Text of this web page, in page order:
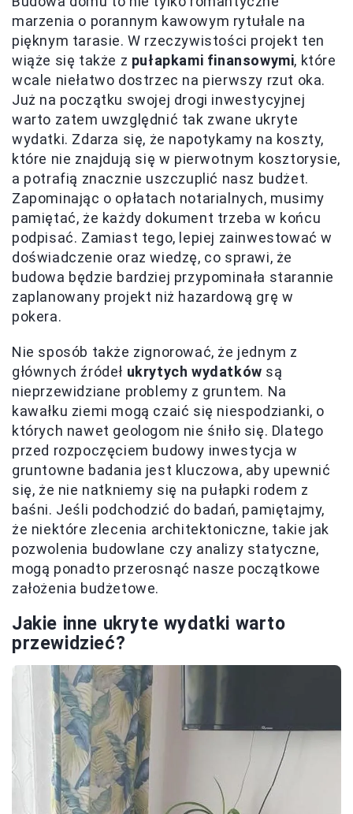
marzenia o porannym kawowym rytułale na
pięknym tarasie. W rzeczywistości projekt ten
wiąże się także z pułapkami finansowymi, które
wcale niełatwo dostrzec na pierwszy rzut oka.
Już na początku swojej drogi inwestycyjnej
warto zatem uwzględnić tak zwane ukryte
wydatki. Zdarza się, że napotykamy na koszty,
które nie znajdują się w pierwotnym kosztorysie,
a potrafią znacznie uszczuplić nasz budżet.
Zapominając o opłatach notarialnych, musimy
pamiętać, że każdy dokument trzeba w końcu
podpisać. Zamiast tego, lepiej zainwestować w
doświadczenie oraz wiedzę, co sprawi, że
budowa będzie bardziej przypominała starannie
zaplanowany projekt niż hazardową grę w
pokera.
Nie sposób także zignorować, że jednym z
głównych źródeł ukrytych wydatków są
nieprzewidziane problemy z gruntem. Na
kawałku ziemi mogą czaić się niespodzianki, o
których nawet geologom nie śniło się. Dlatego
przed rozpoczęciem budowy inwestycja w
gruntowne badania jest kluczowa, aby upewnić
się, że nie natkniemy się na pułapki rodem z
baśni. Jeśli podchodzić do badań, pamiętajmy,
że niektóre zlecenia architektoniczne, takie jak
pozwolenia budowlane czy analizy statyczne,
mogą ponadto przerosnąć nasze początkowe
założenia budżetowe.
Jakie inne ukryte wydatki warto
przewidzieć?